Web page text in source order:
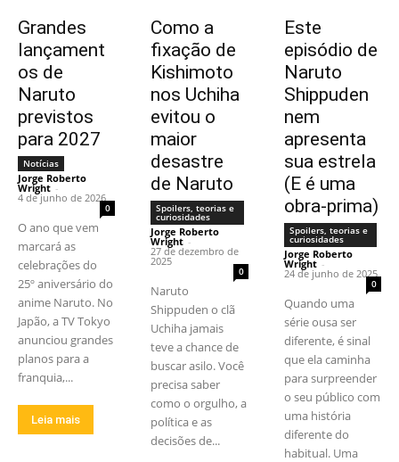
Grandes
lançament
os de
Naruto
previstos
para 2027
Notícias
Jorge Roberto
Wright -
4 de junho de 2026
0
O ano que vem
marcará as
celebrações do
25º aniversário do
anime Naruto. No
Japão, a TV Tokyo
anunciou grandes
planos para a
franquia,...
Leia mais
Como a
fixação de
Kishimoto
nos Uchiha
evitou o
maior
desastre
de Naruto
Spoilers, teorias e
curiosidades
Jorge Roberto
Wright -
27 de dezembro de
2025
0
Naruto
Shippuden o clã
Uchiha jamais
teve a chance de
buscar asilo. Você
precisa saber
como o orgulho, a
política e as
decisões de...
Este
episódio de
Naruto
Shippuden
nem
apresenta
sua estrela
(E é uma
obra-prima)
Spoilers, teorias e
curiosidades
Jorge Roberto
Wright -
24 de junho de 2025
0
Quando uma
série ousa ser
diferente, é sinal
que ela caminha
para surpreender
o seu público com
uma história
diferente do
habitual. Uma